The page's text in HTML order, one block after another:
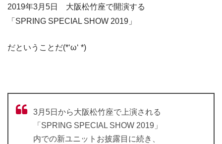
2019年3月5日 大阪松竹座で開演する
「SPRING SPECIAL SHOW 2019」
だということだ(*‘ω‘ *)
3月5日から大阪松竹座で上演される
「SPRING SPECIAL SHOW 2019」
内での新ユニットお披露目に続き、